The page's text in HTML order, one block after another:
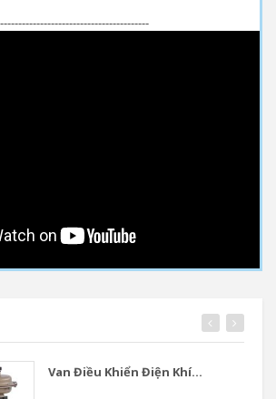
Van Điều Khiển Điện Khí...